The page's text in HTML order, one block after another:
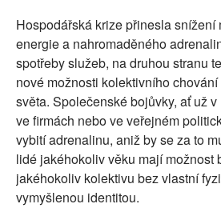
Hospodářská krize přinesla snížení
energie a nahromaděného
spotřeby služeb, na druhou stranu
nové možnosti kolektivního
světa. Společenské bojůvky, ať už
ve firmách nebo ve veřejném
vybití adrenalinu, aniž by se za to
lidé jakéhokoliv věku mají možnost
jakéhokoliv kolektivu bez vlastní
vymyšlenou identitou.